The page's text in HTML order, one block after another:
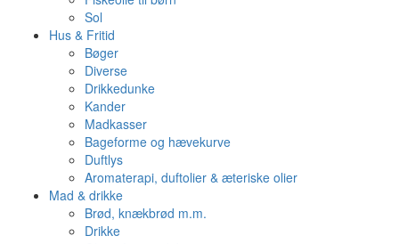
Sol
Hus & Fritid
Bøger
Diverse
Drikkedunke
Kander
Madkasser
Bageforme og hævekurve
Duftlys
Aromaterapi, duftolier & æteriske olier
Mad & drikke
Brød, knækbrød m.m.
Drikke